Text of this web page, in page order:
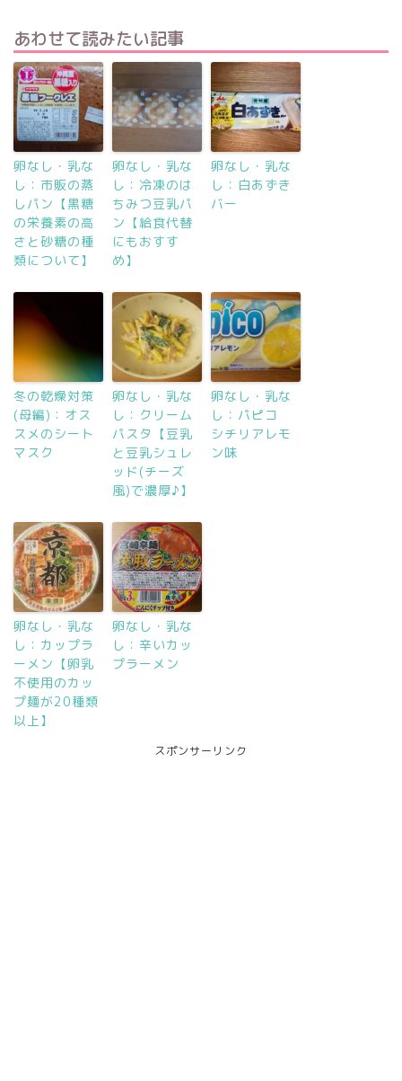
あわせて読みたい記事
卵なし・乳な
し：市販の蒸
しパン【黒糖
の栄養素の高
さと砂糖の種
類について】
卵なし・乳な
し：冷凍のは
ちみつ豆乳パ
ン【給食代替
にもおすす
め】
卵なし・乳な
し：白あずき
バー
冬の乾燥対策
(母編)：オス
スメのシート
マスク
卵なし・乳な
し：クリーム
パスタ【豆乳
と豆乳シュレ
ッド(チーズ
風)で濃厚♪】
卵なし・乳な
し：パピコ
シチリアレモ
ン味
卵なし・乳な
し：カップラ
ーメン【卵乳
不使用のカッ
プ麺が20種類
以上】
卵なし・乳な
し：辛いカッ
プラーメン
スポンサーリンク